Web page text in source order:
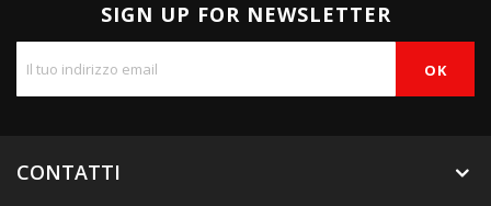
SIGN UP FOR NEWSLETTER
CONTATTI